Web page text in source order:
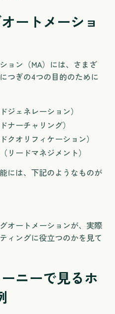
ートメーショ
ョン（MA）には、さまざ
つぎの4つの目的のために
ジェネレーション）
ナーチャリング）
クオリフィケーション）
リードマネジメント）
には、下記のようなものが
オートメーションが、実際
ィングに役立つのかを見て
ニーで見るホ